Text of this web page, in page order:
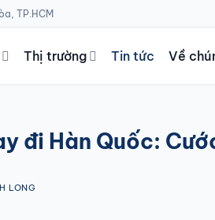
TP.HCM
Thị trường Tin tức Về
đi Hàn Quốc:
LONG